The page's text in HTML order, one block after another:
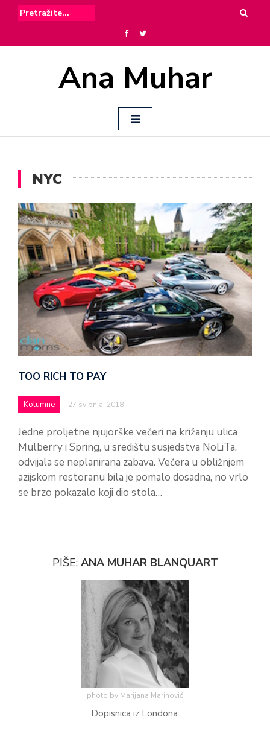
Ana Muhar
NYC
TOO RICH TO PAY
Kolumne 27 svibnja, 2018
Jedne proljetne njujorške večeri na križanju ulica
Mulberry i Spring, u središtu susjedstva NoLiTa,
odvijala se neplanirana zabava. Večera u obližnjem
azijskom restoranu bila je pomalo dosadna, no vrlo
se brzo pokazalo koji dio stola…
PIŠE: ANA MUHAR BLANQUART
photo by Marijana Marinović
Dopisnica iz Londona.